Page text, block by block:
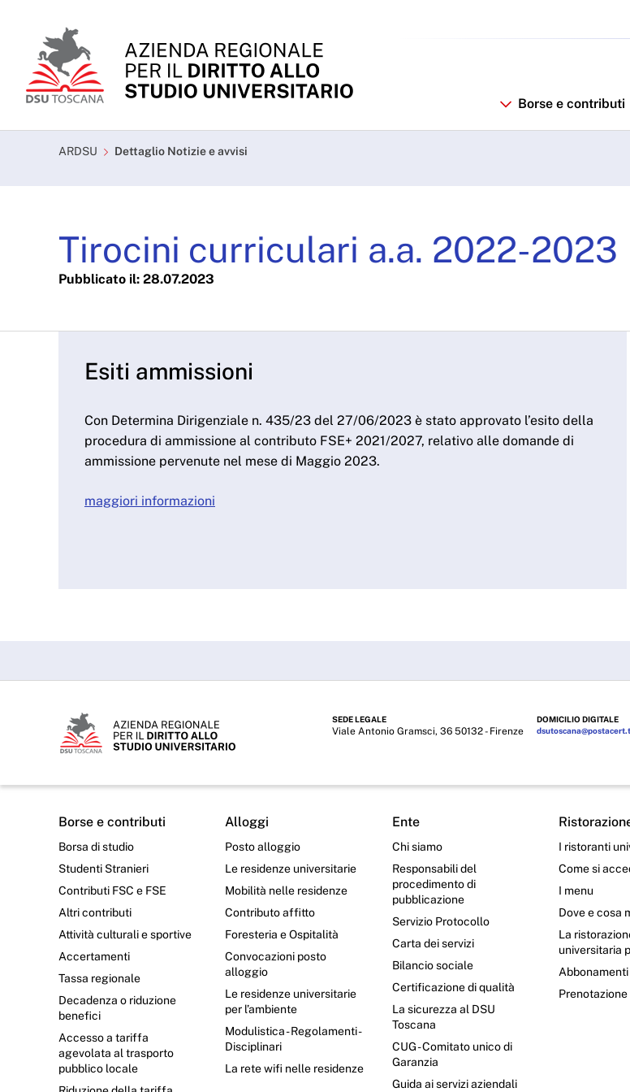
Borse e contributi
Tirocini curriculari a.a. 2022-2023 - ARDSU
ARDSU Dettaglio Notizie e avvisi
Tirocini curriculari a.a. 2022-2023
Pubblicato il: 28.07.2023
Esiti ammissioni
Con Determina Dirigenziale n. 435/23 del 27/06/2023 è stato approvato l’esito della
procedura di ammissione al contributo FSE+ 2021/2027, relativo alle domande di
ammissione pervenute nel mese di Maggio 2023.
maggiori informazioni
SEDE LEGALE
Viale Antonio Gramsci, 36 50132 - Firenze
DOMICILIO DIGITALE
Borse e contributi
Borsa di studio
Studenti Stranieri
Contributi FSC e FSE
Altri contributi
Attività culturali e sportive
Accertamenti
Tassa regionale
Decadenza o riduzione
benefici
Accesso a tariffa
agevolata al trasporto
pubblico locale
Alloggi
Posto alloggio
Le residenze universitarie
Mobilità nelle residenze
Contributo affitto
Foresteria e Ospitalità
Convocazioni posto
alloggio
Le residenze universitarie
per l’ambiente
Modulistica - Regolamenti -
Disciplinari
La rete wifi nelle residenze
Ente
Chi siamo
Responsabili del
procedimento di
pubblicazione
Servizio Protocollo
Carta dei servizi
Bilancio sociale
Certificazione di qualità
La sicurezza al DSU
Toscana
CUG - Comitato unico di
Garanzia
Guida ai servizi aziendali
I ristoranti
Come si
I menu
Dove e cosa
La
universitaria
Prenotazione